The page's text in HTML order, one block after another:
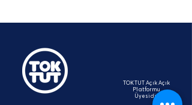
TOKTUT Açık Açık
Platformu
Üyesidir